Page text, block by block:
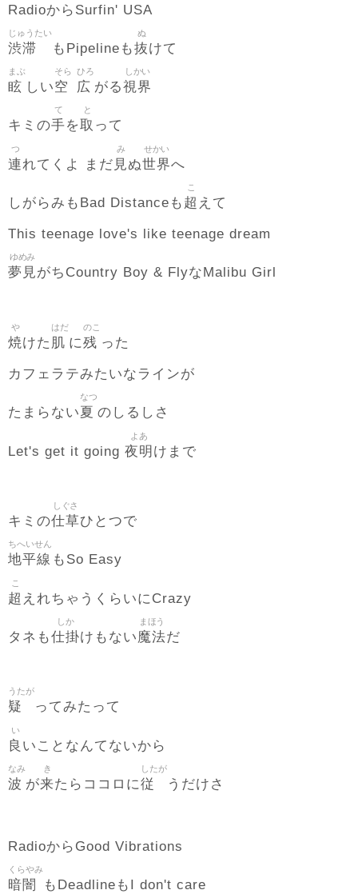
RadioからSurfin' USA
渋滞
じゅうたい
もPipelineも抜
ぬ
けて
眩
まぶ
しい空
そら
広
ひろ
がる視界
しかい
キミの手
て
を取
と
って
連
つ
れてくよ まだ 見
み
ぬ世界
せかい
へ
しがらみもBad Distanceも 超
こ
えて
This teenage love's like teenage dream
夢見
ゆめみ
がちCountry Boy & FlyなMalibu Girl
焼
や
けた 肌
はだ
に残
のこ
った
カフェラテみたいなラインが
たまらない夏
なつ
のしるしさ
Let's get it going 夜明
よあ
けまで
キミの仕草
しぐさ
ひとつで
地平線
ちへいせん
もSo Easy
超
こ
えれちゃうくらいにCrazy
タネも仕掛
しか
けもない魔法
まほう
だ
疑
うたが
ってみたって
良
い
いことなんてないから
波
なみ
が来
き
たらココロに従
したが
うだけさ
RadioからGood Vibrations
暗闇
くらやみ
もDeadlineもI don't care